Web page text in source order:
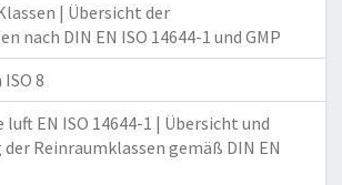
| Übersicht der
nach DIN EN ISO 14644-1 und GMP
8
EN ISO 14644-1 | Übersicht und
Reinraumklassen gemäß DIN EN